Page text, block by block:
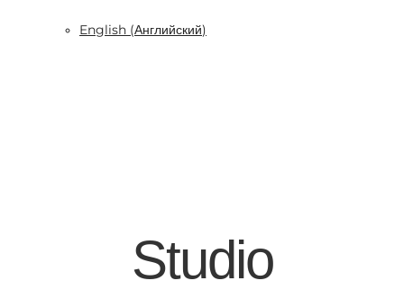
English (Английский)
Studio